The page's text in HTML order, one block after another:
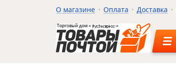
О магазине Оплата Доставка